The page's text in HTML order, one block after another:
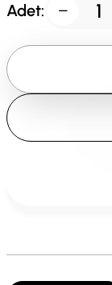
Adet: